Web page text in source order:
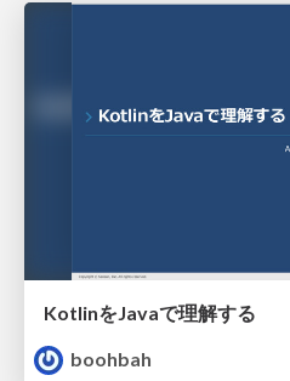
KotlinをJavaで理解する
boohbah